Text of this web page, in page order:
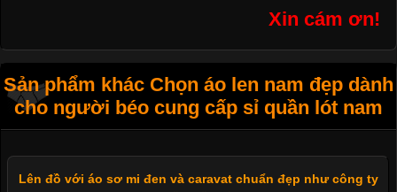
Xin cám ơn!
Sản phẩm khác Chọn áo len nam đẹp dành
cho người béo cung cấp sỉ quần lót nam
Lên đồ với áo sơ mi đen và caravat chuẩn đẹp như công ty